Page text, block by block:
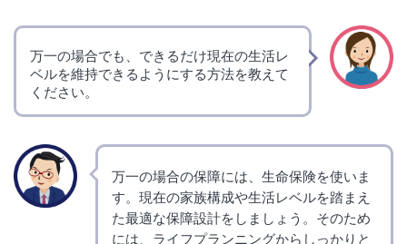
万一の場合でも、できるだけ現在の生活レ
ベルを維持できるようにする方法を教えて
ください。
万一の場合の保障には、生命保険を使いま
す。現在の家族構成や生活レベルを踏まえ
た最適な保障設計をしましょう。そのため
には、ライフプランニングからしっかりと